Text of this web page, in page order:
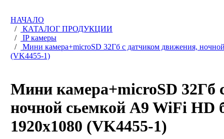
НАЧАЛО
/
КАТАЛОГ ПРОДУКЦИИ
/
IP камеры
/
Мини камера+microSD 32Гб с датчиком движения,
(VK4455-1)
Мини камера+microSD 32Гб
ночной сьемкой A9 WiFi HD
1920х1080 (VK4455-1)